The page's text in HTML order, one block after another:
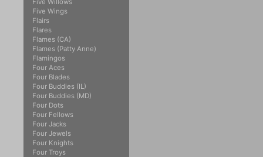
Five Willows
Five Wings
Flairs
Flares
Flames (CA)
Flames (Patty Anne)
Flamingos
Four Aces
Four Blades
Four Buddies (IL)
Four Buddies (MD)
Four Dots
Four Fellows
Four Jacks
Four Jewels
Four Knights
Four Troys